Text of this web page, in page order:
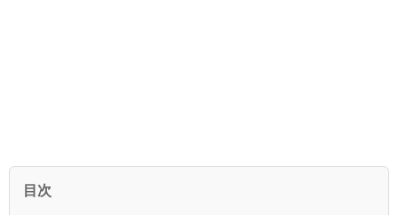
目次